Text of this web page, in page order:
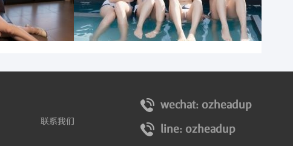
联系我们
wechat: ozheadup
line: ozheadup